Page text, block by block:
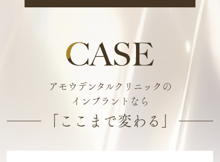
アモウデンタルクリニックの
インプラントなら
「ここまで変わる」